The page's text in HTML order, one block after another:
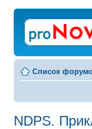
Список
NDPS.